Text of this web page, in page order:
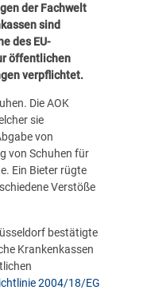
der Fachwelt
sind
des EU-
öffentlichen
verpflichtet.
Die AOK
sie
von
von Schuhen für
Ein Bieter rügte
Verstöße
bestätigte
Krankenkassen
2004/18/EG